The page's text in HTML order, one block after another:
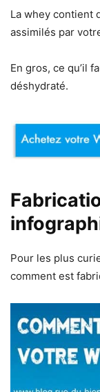
La whey contient
assimilés par
En gros, ce qu’il
déshydraté.
Pour les plus
comment est